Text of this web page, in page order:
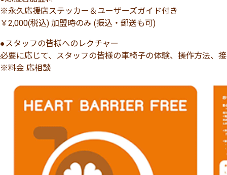
※永久応援店ステッカー＆ユーザーズガイド付き
￥2,000(税込) 加盟時のみ (振込・郵送も可)
●スタッフの皆様へのレクチャー
必要に応じて、スタッフの皆様の車椅子の体験、操作方法、
※料金 応相談